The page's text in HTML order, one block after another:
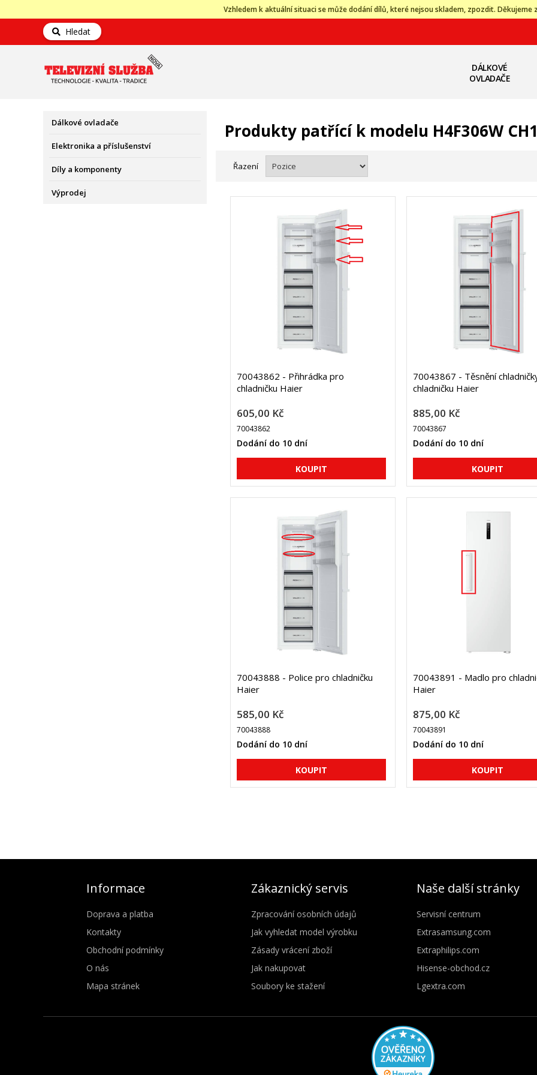
Vzhledem k aktuální situaci se může dodání dílů, které nejsou skladem, zpozdit. Děkujeme
Hledat
DÁLKOVÉ
OVLADAČE
Dálkové ovladače
Elektronika a příslušenství
Díly a komponenty
Výprodej
Produkty patřící k modelu H4F306W
Řazení
70043862 - Přihrádka pro
chladničku Haier
605,00 Kč
70043862
Dodání do 10 dní
70043867 - Těsnění
chladničku Haier
885,00 Kč
70043867
Dodání do 10 dní
70043888 - Police pro chladničku
Haier
585,00 Kč
70043888
Dodání do 10 dní
70043891 - Madlo pro
Haier
875,00 Kč
70043891
Dodání do 10 dní
Informace
Doprava a platba
Kontakty
Obchodní podmínky
O nás
Mapa stránek
Zákaznický servis
Zpracování osobních údajů
Jak vyhledat model výrobku
Zásady vrácení zboží
Jak nakupovat
Soubory ke stažení
Naše další stránky
Servisní centrum
Extrasamsung.com
Extraphilips.com
Hisense-obchod.cz
Lgextra.com